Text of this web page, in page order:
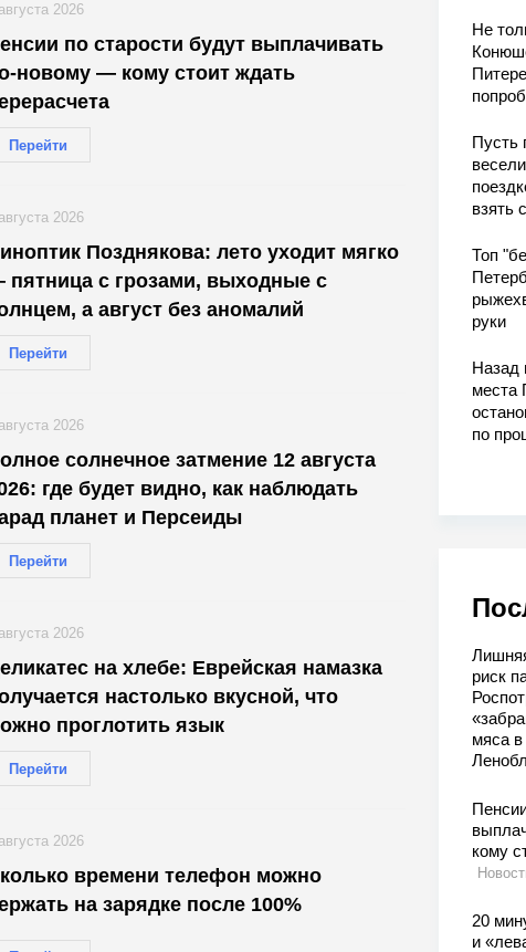
Не
Пусть
взять
Топ
руки
Назад
места
по
риск
мяса в
кому
20
и
по старости будут выплачивать
новому — кому стоит ждать
Перейти
2026
Позднякова: лето уходит мягко
пятница с грозами, выходные с
а август без аномалий
Перейти
2026
солнечное затмение 12 августа
где будет видно, как наблюдать
планет и Персеиды
Перейти
2026
на хлебе: Еврейская намазка
настолько вкусной, что
проглотить язык
Перейти
2026
времени телефон можно
на зарядке после 100%
2026